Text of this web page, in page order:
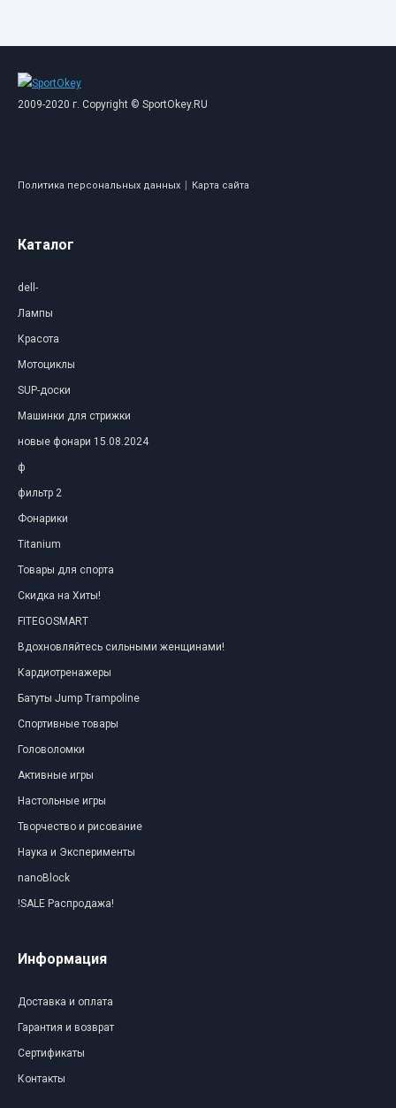
2009-2020 г. Copyright © SportOkey.RU
Политика персональных данных Карта сайта
Каталог
dell-
Лампы
Красота
Мотоциклы
SUP-доски
Машинки для стрижки
новые фонари 15.08.2024
ф
фильтр 2
Фонарики
Titanium
Товары для спорта
Скидка на Хиты!
FITEGOSMART
Вдохновляйтесь сильными женщинами!
Кардиотренажеры
Батуты Jump Trampoline
Спортивные товары
Головоломки
Активные игры
Настольные игры
Творчество и рисование
Наука и Эксперименты
nanoBlock
!SALE Распродажа!
Информация
Доставка и оплата
Гарантия и возврат
Сертификаты
Контакты